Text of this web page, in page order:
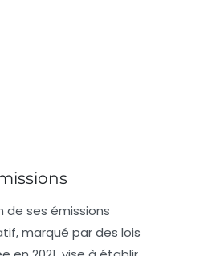
de ses émissions
marqué par des lois